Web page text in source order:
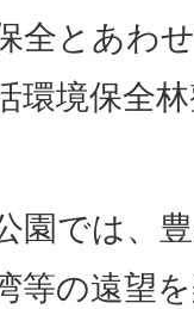
全とあわ
環境保全
園では、
等の遠望